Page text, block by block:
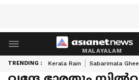
MALAYALAM
TRENDING : Kerala Rain Sabarimala